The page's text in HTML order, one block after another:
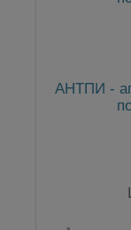
АНТПИ -